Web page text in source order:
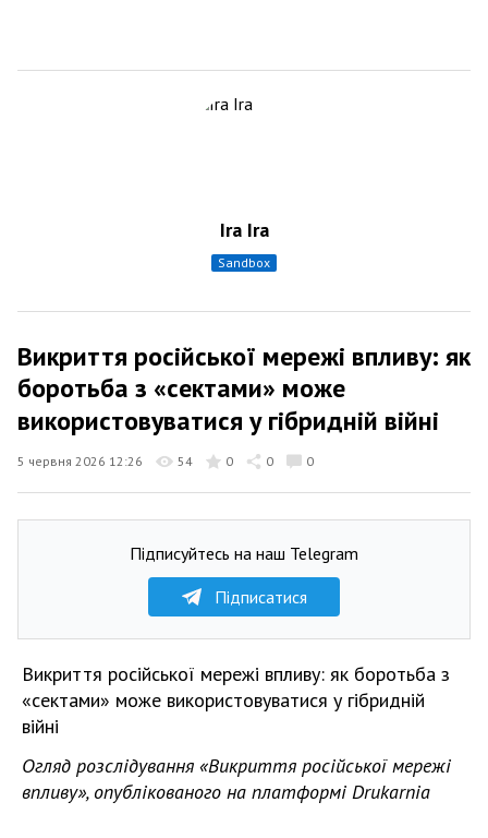
Ira Ira
sandbox
Викриття російської мережі впливу: як
боротьба з «сектами» може
використовуватися у гібридній війні
5 червня 2026 12:26 54 0 0 0
Підписуйтесь на наш Telegram
Підписатися
Викриття російської мережі впливу: як боротьба з
«сектами» може використовуватися у гібридній
війні
Огляд розслідування «Викриття російської мережі
впливу», опублікованого на платформі Drukarnia